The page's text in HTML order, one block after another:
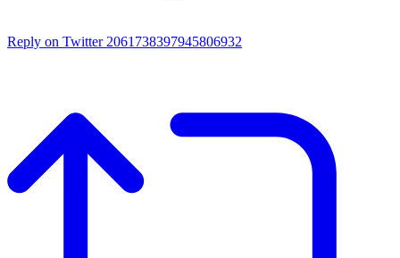
Reply on Twitter 2061738397945806932